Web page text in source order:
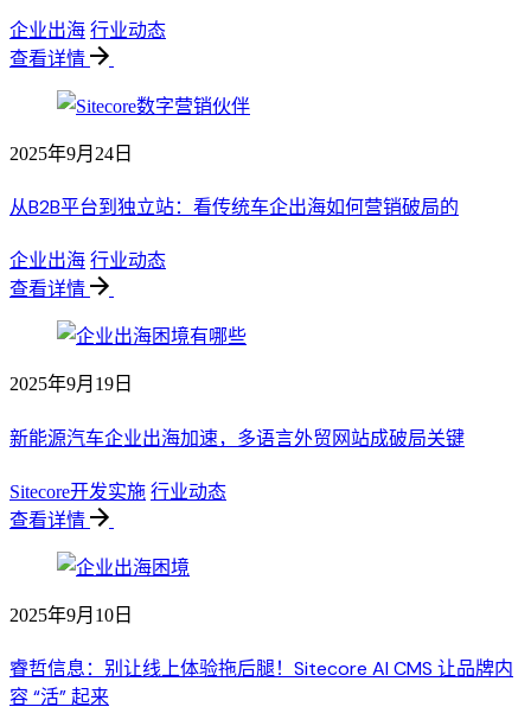
企业出海 行业动态
查看详情
2025年9月24日
从B2B平台到独立站：看传统车企出海如何营销破局的
企业出海 行业动态
查看详情
2025年9月19日
新能源汽车企业出海加速，多语言外贸网站成破局关键
Sitecore开发实施 行业动态
查看详情
2025年9月10日
睿哲信息：别让线上体验拖后腿！Sitecore AI CMS 让品牌内
容 “活” 起来